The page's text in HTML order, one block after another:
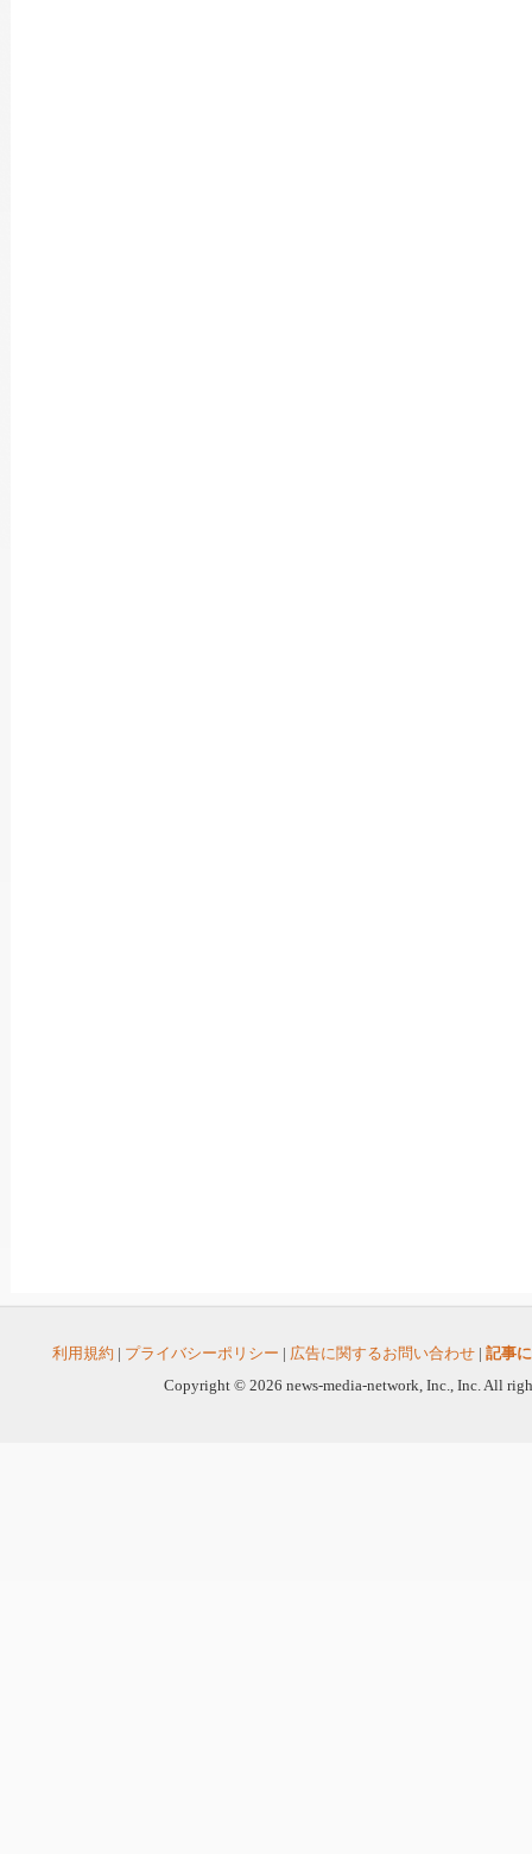
利用規約 | プライバシーポリシー | 広告に関するお問い合わせ | 記事
Copyright © 2026 news-media-network, Inc., Inc. All